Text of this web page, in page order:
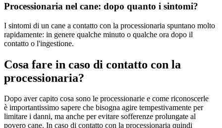
Processionaria nel cane: dopo quanto i sintomi?
I sintomi di un cane a contatto con la processionaria spuntano molto
rapidamente: in genere qualche minuto o qualche ora dopo il
contatto o l'ingestione.
Cosa fare in caso di contatto con la
processionaria?
Dopo aver capito cosa sono le processionarie e come riconoscerle
è importantissimo sapere che bisogna agire tempestivamente per
limitare i danni, ma anche per evitare sofferenze prolungate al
povero cane. In caso di contatto con la processionaria quindi